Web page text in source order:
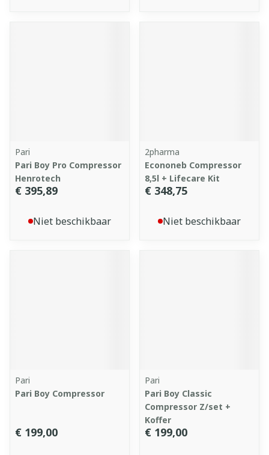
Pari
Pari Boy Pro Compressor
Henrotech
€ 395,89
Niet beschikbaar
2pharma
Econoneb Compressor
8,5l + Lifecare Kit
€ 348,75
Niet beschikbaar
Pari
Pari Boy Compressor
€ 199,00
Pari
Pari Boy Classic
Compressor Z/set +
Koffer
€ 199,00